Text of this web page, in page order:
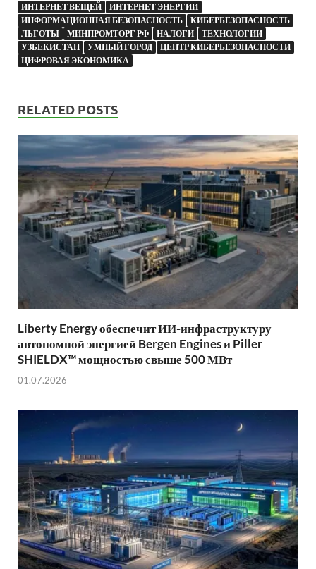
ИНТЕРНЕТ ВЕЩЕЙ
ИНТЕРНЕТ ЭНЕРГИИ
ИНФОРМАЦИОННАЯ БЕЗОПАСНОСТЬ
КИБЕРБЕЗОПАСНОСТЬ
ЛЬГОТЫ
МИНПРОМТОРГ РФ НАЛОГИ
ТЕХНОЛОГИИ
УЗБЕКИСТАН
УМНЫЙ ГОРОД
ЦЕНТР КИБЕРБЕЗОПАСНОСТИ
ЦИФРОВАЯ ЭКОНОМИКА
RELATED POSTS
Liberty Energy обеспечит ИИ-инфраструктуру
автономной энергией Bergen Engines и Piller
SHIELDX™ мощностью свыше 500 МВт
01.07.2026